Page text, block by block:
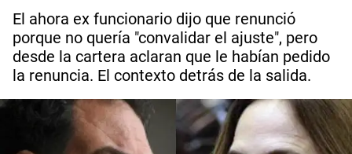
El ahora ex funcionario dijo que renunció
porque no quería "convalidar el ajuste", pero
desde la cartera aclaran que le habían pedido
la renuncia. El contexto detrás de la salida.